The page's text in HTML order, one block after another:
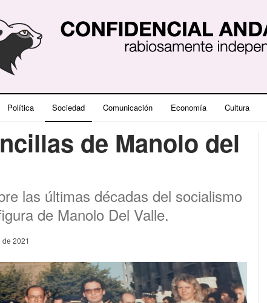
Política Sociedad Comunicación Economía Cultura
de Manolo del
las últimas décadas del socialismo
de Manolo Del Valle.
de 2021